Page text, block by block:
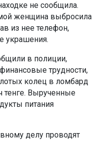
не сообщила.
женщина выбросила
из нее телефон,
украшения.
в полиции,
трудности,
колец в ломбард
тенге. Вырученные
питания
делу проводят